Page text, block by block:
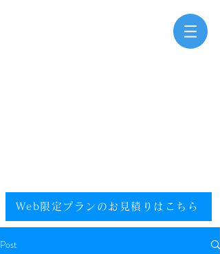
Web限定プランのお見積りはこちら​
Post